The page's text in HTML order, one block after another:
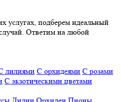
услугах, подберем идеальный
Ответим на любой
лилиями С орхидеями С розами
С экзотическими цветами